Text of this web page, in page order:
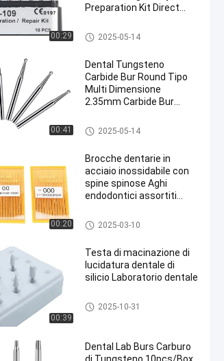
00:29
Preparation Kit Direct
Burs dentario
2025-05-14
00:41
Dental Tungsteno
Carbide Bur Round Tipo
Multi Dimensione
2.35mm Carbide Bur
lucidatura trapano
Burs dentario
2025-05-14
00:20
Brocche dentarie in
acciaio inossidabile con
spine spinose Aghi
endodontici assortiti
Burs dentario
2025-03-10
00:39
Testa di macinazione di
lucidatura dentale di
silicio Laboratorio dentale
Burs dentario
2025-10-31
Dental Lab Burs Carburo